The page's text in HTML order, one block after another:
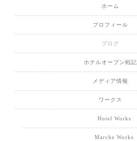
ホーム
プロフィール
ブログ
ホテルオープン戦記
メディア情報
ワークス
Hotel Works
Marche Works